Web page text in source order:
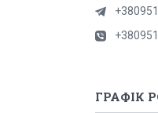
ГРАФІК